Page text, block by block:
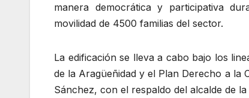
manera democrática y participativa
movilidad de 4500 familias del sector.
La edificación se lleva a cabo bajo los
de la Aragüeñidad y el Plan Derecho a la
Sánchez, con el respaldo del alcalde de